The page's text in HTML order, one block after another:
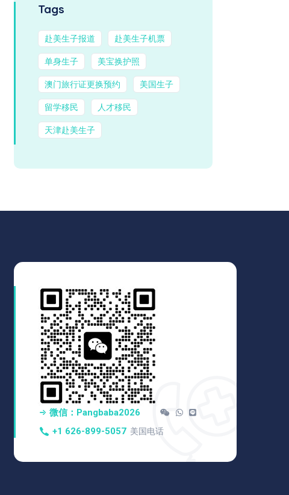
Tags
赴美生子报道 赴美生子机票
单身生子 美宝换护照
澳门旅行证更换预约 美国生子
留学移民 人才移民
天津赴美生子
微信：pangbaba2026
+1 626-899-5057 美国电话